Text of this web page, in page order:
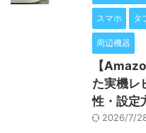
スマホ タ
周辺機器
【
た実機レ
性・設定
2026/7/